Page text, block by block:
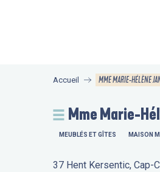
Accueil MME MARIE-HÉLÈNE
Mme Marie-
MEUBLÉS ET GÎTES MAISON
37 Hent Kersentic, Cap-